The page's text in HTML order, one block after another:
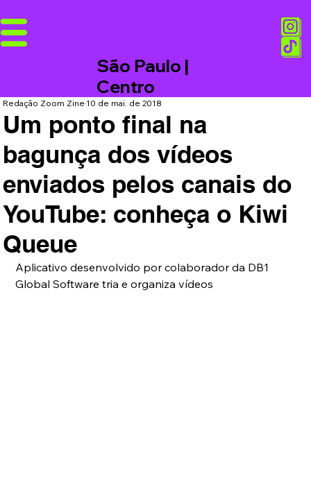
São Paulo |
Centro
Um ponto final na
bagunça dos vídeos
enviados pelos canais do
YouTube: conheça o Kiwi
Queue
Redação Zoom Zine10 de mai. de 2018
Aplicativo desenvolvido por colaborador da DB1
Global Software tria e organiza vídeos